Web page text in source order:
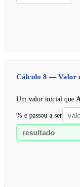
Cálculo 8 — Valor
Um valor inicial que
% e passou a ser